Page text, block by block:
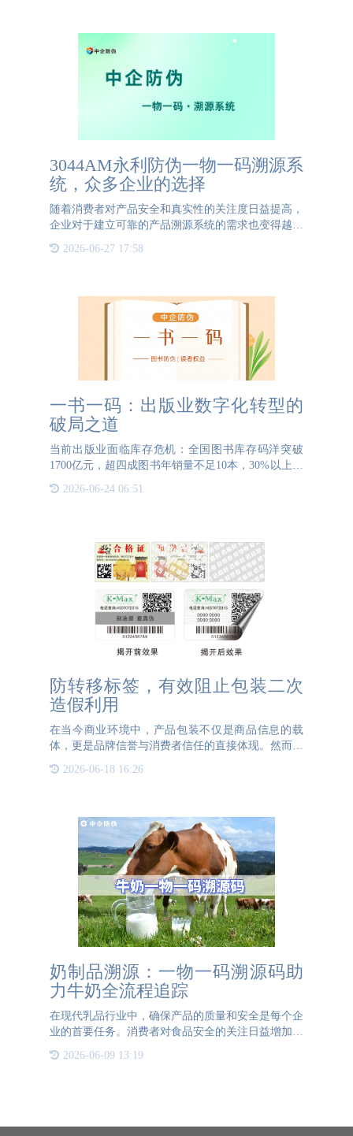
3044AM永利防伪一物一码溯源系
统，众多企业的选择
随着消费者对产品安全和真实性的关注度日益提高，
企业对于建立可靠的产品溯源系统的需求也变得越来
越迫切。一个高效的产品溯源体系不仅可以帮助企业
在问题发生时迅速追踪和召回产品，还能增强消费者
2026-06-27 17:58
一书一码：出版业数字化转型的
破局之道
当前出版业面临库存危机：全国图书库存码洋突破
1700亿元，超四成图书年销量不足10本，30%以上为
严重，直播带货等新渠道带来高退货率，僵化的库存
2026-06-24 06:51
防转移标签，有效阻止包装二次
造假利用
在当今商业环境中，产品包装不仅是商品信息的载
体，更是品牌信誉与消费者信任的直接体现。然而，
和假冒伪劣产品的问题日益严峻，严重威胁着市场秩
2026-06-18 16:26
奶制品溯源：一物一码溯源码助
力牛奶全流程追踪
在现代乳品行业中，确保产品的质量和安全是每个企
业的首要任务。消费者对食品安全的关注日益增加，
因此，建立一个全面的溯源系统变得尤为重要。一物
一码溯源码技术的应用，使得牛奶从挤奶到杀菌、再
2026-06-09 13:19